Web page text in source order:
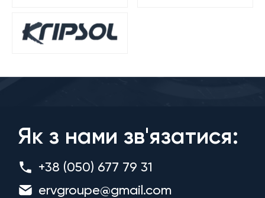
Як з нами зв'язатися:
+38 (050) 677 79 31
ervgroupe@gmail.com